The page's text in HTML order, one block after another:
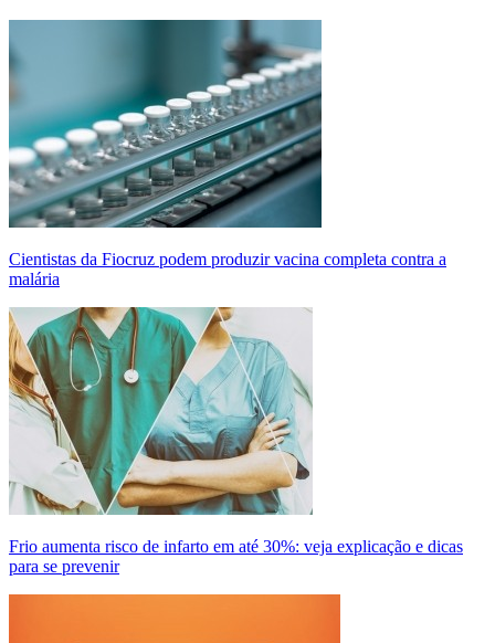
Cientistas da Fiocruz podem produzir vacina completa contra a
malária
Frio aumenta risco de infarto em até 30%: veja explicação e dicas
para se prevenir